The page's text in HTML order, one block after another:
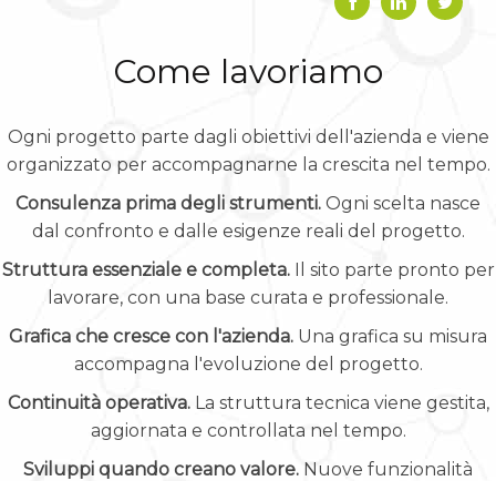
Come lavoriamo
Ogni progetto parte dagli obiettivi dell'azienda e viene
organizzato per accompagnarne la crescita nel tempo.
Consulenza prima degli strumenti. Ogni scelta nasce
dal confronto e dalle esigenze reali del progetto.
Struttura essenziale e completa.Il sito parte pronto per
lavorare, con una base curata e professionale.
Grafica che cresce con l'azienda. Una grafica su misura
accompagna l'evoluzione del progetto.
Continuità operativa.La struttura tecnica viene gestita,
aggiornata e controllata nel tempo.
Sviluppi quando creano valore. Nuove funzionalità